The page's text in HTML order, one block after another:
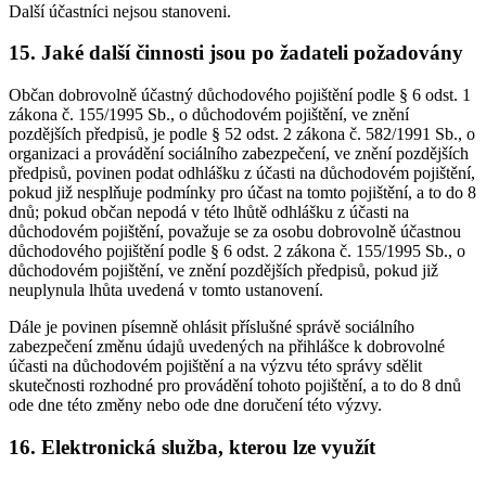
Další účastníci nejsou stanoveni.
15. Jaké další činnosti jsou po žadateli požadovány
Občan dobrovolně účastný důchodového pojištění podle § 6 odst. 1
zákona č. 155/1995 Sb., o důchodovém pojištění, ve znění
pozdějších předpisů, je podle § 52 odst. 2 zákona č. 582/1991 Sb., o
organizaci a provádění sociálního zabezpečení, ve znění pozdějších
předpisů, povinen podat odhlášku z účasti na důchodovém pojištění,
pokud již nesplňuje podmínky pro účast na tomto pojištění, a to do 8
dnů; pokud občan nepodá v této lhůtě odhlášku z účasti na
důchodovém pojištění, považuje se za osobu dobrovolně účastnou
důchodového pojištění podle § 6 odst. 2 zákona č. 155/1995 Sb., o
důchodovém pojištění, ve znění pozdějších předpisů, pokud již
neuplynula lhůta uvedená v tomto ustanovení.
Dále je povinen písemně ohlásit příslušné správě sociálního
zabezpečení změnu údajů uvedených na přihlášce k dobrovolné
účasti na důchodovém pojištění a na výzvu této správy sdělit
skutečnosti rozhodné pro provádění tohoto pojištění, a to do 8 dnů
ode dne této změny nebo ode dne doručení této výzvy.
16. Elektronická služba, kterou lze využít